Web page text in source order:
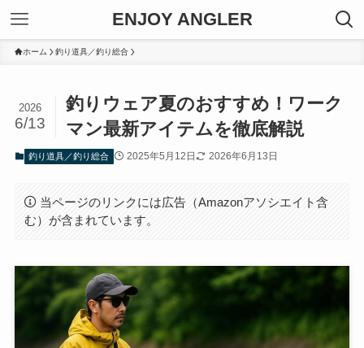
ENJOY ANGLER
ホーム 釣り道具／釣り総合
釣りウェア夏のおすすめ！ワーク
マン最新アイテムを徹底解説
2026
6/13
釣り道具／釣り総合 2025年5月12日 2026年6月13日
当ページのリンクには広告（Amazonアソシエイト含
む）が含まれています。